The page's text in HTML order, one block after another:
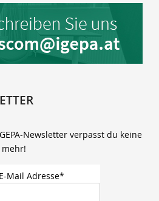
Newsletter verpasst du keine
Mail Adresse*